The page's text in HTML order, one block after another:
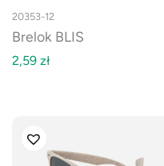
20353-12
Brelok BLIS
2,59 zł